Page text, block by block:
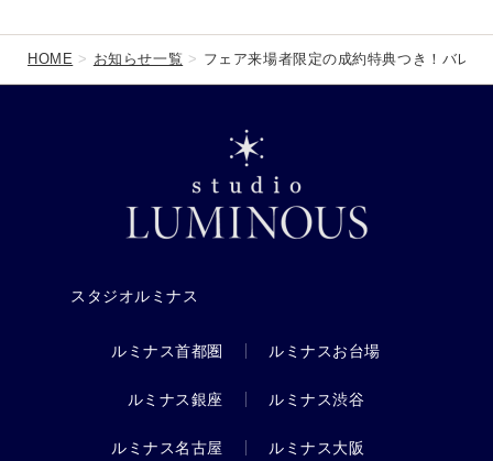
HOME お知らせ一覧 フェア来場者限定の成約特典つき！バレン
スタジオルミナス
ルミナス首都圏 ルミナスお台場
ルミナス銀座 ルミナス渋谷
ルミナス名古屋 ルミナス大阪